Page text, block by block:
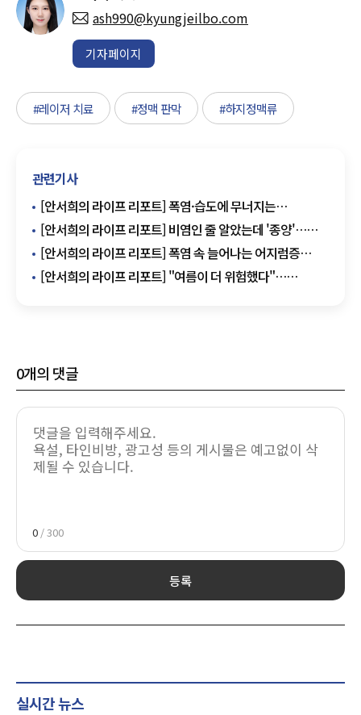
ash990@kyungjeilbo.com
기자페이지
#레이저 치료 #정맥 판막 #하지정맥류
관련기사
[안서희의 라이프 리포트] 폭염·습도에 무너지는
피부장벽…여름철 습진 비상
[안서희의 라이프 리포트] 비염인 줄 알았는데 '종양'…
비부비동질환 구별법은?
[안서희의 라이프 리포트] 폭염 속 늘어나는 어지럼증
환자… "단순 피로로 넘기면 위험"
[안서희의 라이프 리포트] "여름이 더 위험했다"…
0개의 댓글
0 / 300
등록
실시간 뉴스